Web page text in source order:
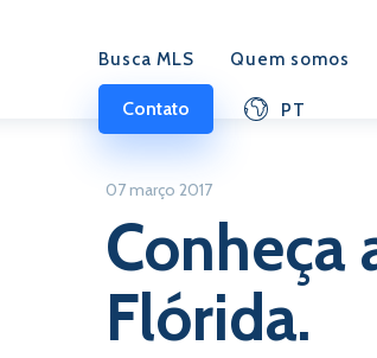
Busca MLS Quem somos
Contato PT
07 março 2017
Conheça
Flórida.